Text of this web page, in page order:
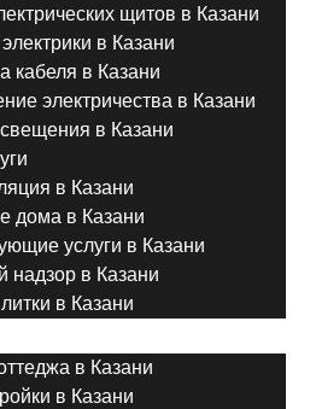
щитов в Казани
в Казани
кабеля в Казани
электричества в Казани
в Казани
в Казани
дома в Казани
услуги в Казани
надзор в Казани
в Казани
в Казани
в Казани